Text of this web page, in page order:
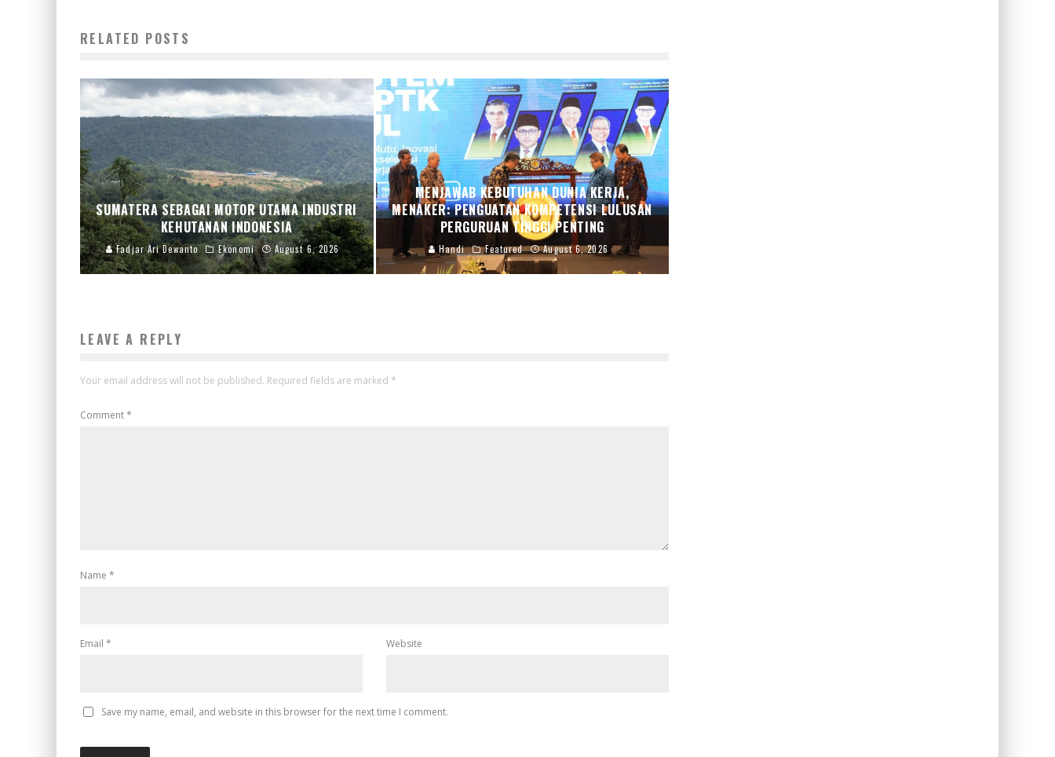
RELATED POSTS
SUMATERA SEBAGAI MOTOR UTAMA INDUSTRI
KEHUTANAN INDONESIA
Fadjar Ari Dewanto Ekonomi August 6, 2026
MENJAWAB KEBUTUHAN DUNIA KERJA,
MENAKER: PENGUATAN KOMPETENSI LULUSAN
PERGURUAN TINGGI PENTING
Handi Featured August 6, 2026
LEAVE A REPLY
Your email address will not be published. Required fields are marked *
Comment*
Name *
Email * Website
Save my name, email, and website in this browser for the next time I comment.